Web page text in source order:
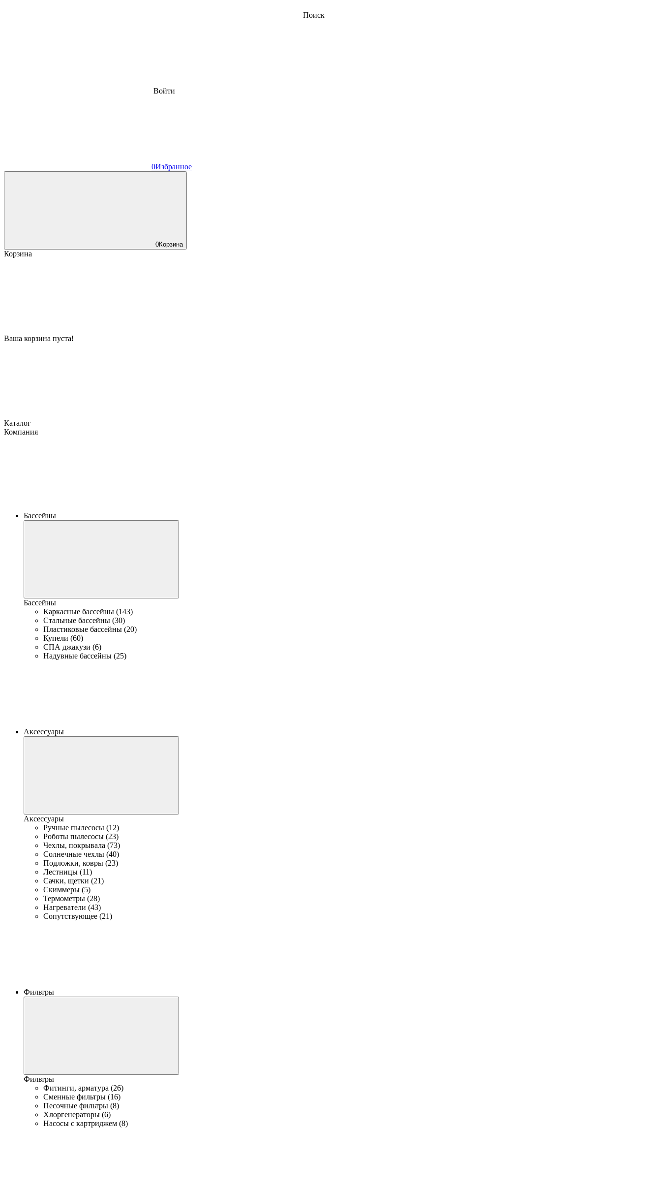
Поиск
Войти
0Избранное
0Корзина
Корзина
Ваша корзина пуста!
Каталог
Компания
Бассейны
Бассейны
Каркасные бассейны (143)
Стальные бассейны (30)
Пластиковые бассейны (20)
Купели (60)
СПА джакузи (6)
Надувные бассейны (25)
Аксессуары
Аксессуары
Ручные пылесосы (12)
Роботы пылесосы (23)
Чехлы, покрывала (73)
Солнечные чехлы (40)
Подложки, ковры (23)
Лестницы (11)
Сачки, щетки (21)
Скиммеры (5)
Термометры (28)
Нагреватели (43)
Сопутствующее (21)
Фильтры
Фильтры
Фитинги, арматура (26)
Сменные фильтры (16)
Песочные фильтры (8)
Хлоргенераторы (6)
Насосы с картриджем (8)